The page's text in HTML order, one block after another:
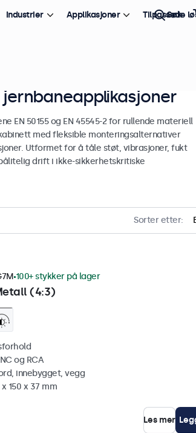
EN 50155 og EN 45545-2 for rullende materiell
med fleksible monteringsalternativer
Utformet for å tåle støt, vibrasjoner, fukt
drift i ikke-sikkerhetskritiske
Sorter etter:
(4:3)
100+ stykker på lager
og RCA
innebygget, vegg
150 x 37 mm
Les mer
Industrier Applikasjoner Tilpassede
Søk